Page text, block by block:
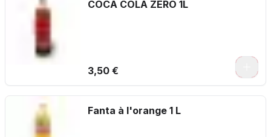
COCA COLA ZERO 1L
3,50 €
Fanta à l'orange 1 L